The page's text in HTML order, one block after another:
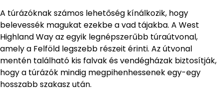
A túrázóknak számos lehetőség kínálkozik, hogy
belevessék magukat ezekbe a vad tájakba. A West
Highland Way az egyik legnépszerűbb túraútvonal,
amely a Felföld legszebb részeit érinti. Az útvonal
mentén található kis falvak és vendégházak biztosítják,
hogy a túrázók mindig megpihenhessenek egy-egy
hosszabb szakasz után.